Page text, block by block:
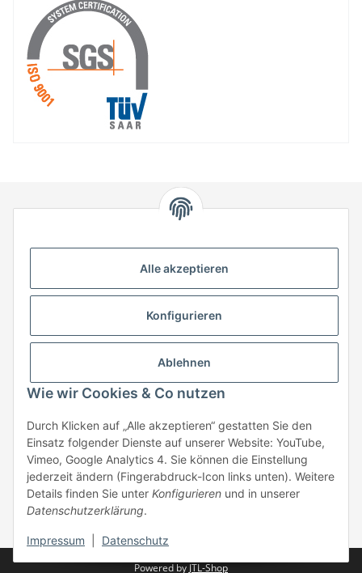
74538 Rosengarten-Uttenhofen
Telefon: +49 (0) 7907 943 690
Fax: +49 (0) 7907 942 0222
Mail:info@hstronic-gmbh.de
Beratung:+49 (0) 7907 943690
Anfragen oder Muster anfordern:
info@hstronic-gmbh.de
* Alle Preise zzgl. gesetzlicher USt., zzgl.
Powered by JTL-Shop
Alle akzeptieren
Konfigurieren
Ablehnen
Wie wir Cookies & Co nutzen
Durch Klicken auf „Alle akzeptieren“ gestatten Sie den
Einsatz folgender Dienste auf unserer Website: YouTube,
Vimeo, Google Analytics 4. Sie können die Einstellung
jederzeit ändern (Fingerabdruck-Icon links unten). Weitere
Details finden Sie unter Konfigurieren und in unserer
Datenschutzerklärung.
Impressum Datenschutz